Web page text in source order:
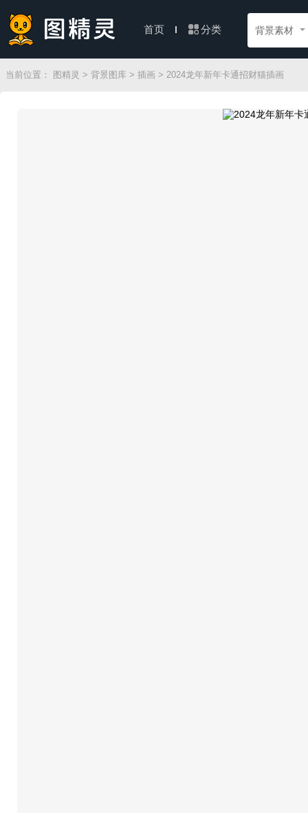
首页 分类 背景素材
当前位置： 图精灵 > 背景图库 > 插画 > 2024龙年新年卡通招财猫插画